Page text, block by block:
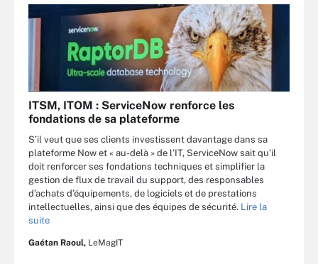
ITSM, ITOM : ServiceNow renforce les
fondations de sa plateforme
S’il veut que ses clients investissent davantage dans sa
plateforme Now et « au-delà » de l’IT, ServiceNow sait qu’il
doit renforcer ses fondations techniques et simplifier la
gestion de flux de travail du support, des responsables
d’achats d’équipements, de logiciels et de prestations
intellectuelles, ainsi que des équipes de sécurité. Lire la
suite
Gaétan Raoul, LeMagIT